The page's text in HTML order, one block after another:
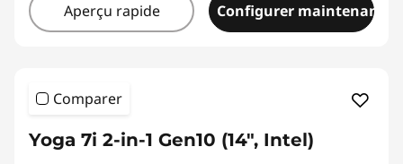
Aperçu rapide Configurer maintenant
Comparer
Yoga 7i 2-in-1 Gen10 (14", Intel)